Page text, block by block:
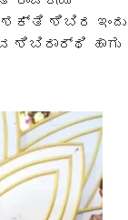
ಶಕ್ತಿ ಶಿಬಿರ ಇಂದು
ಶಿಬಿರಾರ್ಥಿ ಹಾಗು